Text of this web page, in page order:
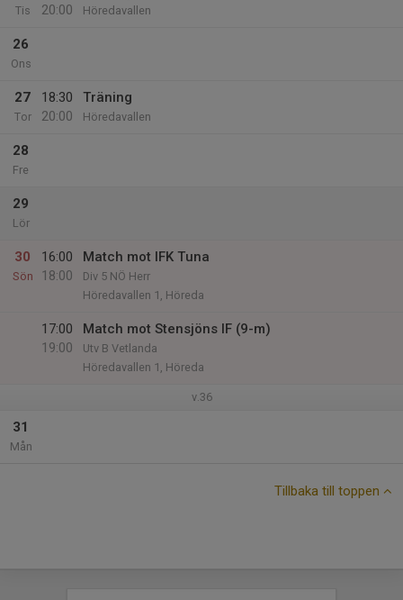
Tis
20:00
Höredavallen
26
Ons
27
Tor
18:30
20:00
Träning
Höredavallen
28
Fre
29
Lör
30
Sön
16:00
18:00
Match mot IFK Tuna
Div 5 NÖ Herr
Höredavallen 1, Höreda
17:00
19:00
Match mot Stensjöns IF (9-m)
Utv B Vetlanda
Höredavallen 1, Höreda
v.36
31
Mån
Tillbaka till toppen